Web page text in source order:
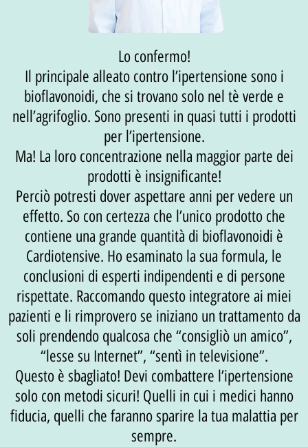
Lo confermo!
Il principale alleato contro l’ipertensione sono i
bioflavonoidi, che si trovano solo nel tè verde e
nell’agrifoglio. Sono presenti in quasi tutti i prodotti
per l’ipertensione.
Ma! La loro concentrazione nella maggior parte dei
prodotti è insignificante!
Perciò potresti dover aspettare anni per vedere un
effetto. So con certezza che l’unico prodotto che
contiene una grande quantità di bioflavonoidi è
Cardiotensive. Ho esaminato la sua formula, le
conclusioni di esperti indipendenti e di persone
rispettate. Raccomando questo integratore ai miei
pazienti e li rimprovero se iniziano un trattamento da
soli prendendo qualcosa che “consigliò un amico”,
“lesse su Internet”, “sentì in televisione”.
Questo è sbagliato! Devi combattere l’ipertensione
solo con metodi sicuri! Quelli in cui i medici hanno
fiducia, quelli che faranno sparire la tua malattia per
sempre.